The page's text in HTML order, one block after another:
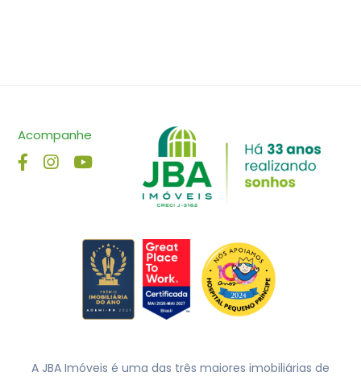
Acompanhe
A JBA Imóveis é uma das três maiores imobiliárias de